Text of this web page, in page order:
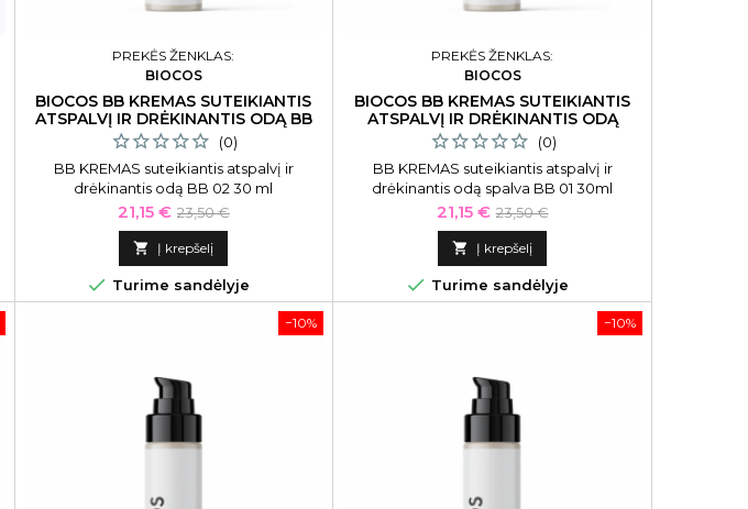
PREKĖS ŽENKLAS:
BIOCOS
BIOCOS BB KREMAS SUTEIKIANTIS
ATSPALVĮ IR DRĖKINANTIS ODĄ BB
02 30 ML
(0)
BB KREMAS suteikiantis atspalvį ir
drėkinantis odą BB 02 30 ml
Kaina
21,15 € Bazinė
kaina
23,50 €
 Į krepšelį
 Turime sandėlyje
PREKĖS ŽENKLAS:
BIOCOS
BIOCOS BB KREMAS SUTEIKIANTIS
ATSPALVĮ IR DRĖKINANTIS ODĄ
SPALVA BB 01(0)
BB KREMAS suteikiantis atspalvį ir
drėkinantis odą spalva BB 01 30ml
Kaina
21,15 € Bazinė
kaina
23,50 €
 Į krepšelį
 Turime sandėlyje
−10% −10%